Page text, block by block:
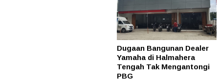
Dugaan Bangunan Dealer
Yamaha di Halmahera
Tengah Tak Mengantongi
PBG